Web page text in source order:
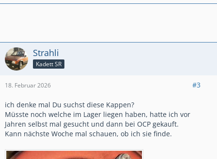
Strahli
Kadett SR
18. Februar 2026 #3
ich denke mal Du suchst diese Kappen?
Müsste noch welche im Lager liegen haben, hatte ich vor
Jahren selbst mal gesucht und dann bei OCP gekauft.
Kann nächste Woche mal schauen, ob ich sie finde.